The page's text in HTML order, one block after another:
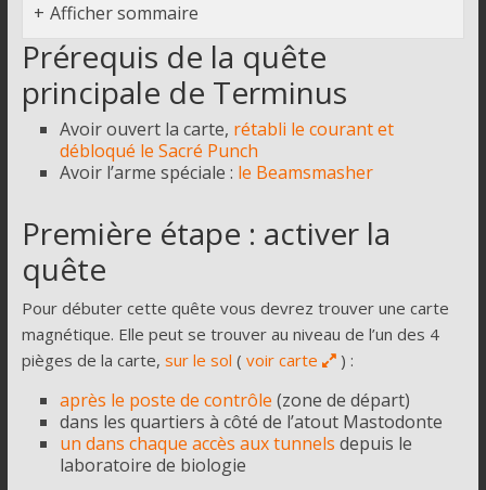
Afficher sommaire
Prérequis de la quête
principale de Terminus
Avoir ouvert la carte, rétabli le courant et
débloqué le Sacré Punch
Avoir l’arme spéciale : le Beamsmasher
Première étape : activer la
quête
Pour débuter cette quête vous devrez trouver une carte
magnétique. Elle peut se trouver au niveau de l’un des 4
pièges de la carte, sur le sol ( voir carte ) :
après le poste de contrôle (zone de départ)
dans les quartiers à côté de l’atout Mastodonte
un dans chaque accès aux tunnels depuis le
laboratoire de biologie